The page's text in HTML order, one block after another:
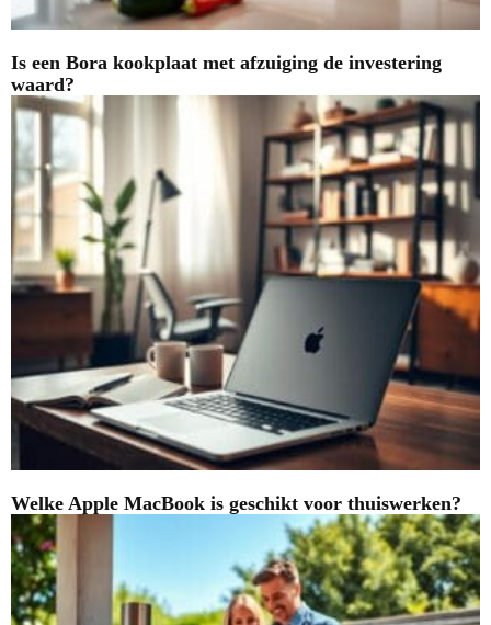
Is een Bora kookplaat met afzuiging de investering
waard?
Welke Apple MacBook is geschikt voor thuiswerken?